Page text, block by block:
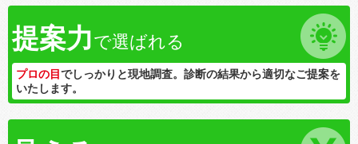
提案力で選ばれる
プロの目でしっかりと現地調査。診断の結果から適切なご提案を
いたします。